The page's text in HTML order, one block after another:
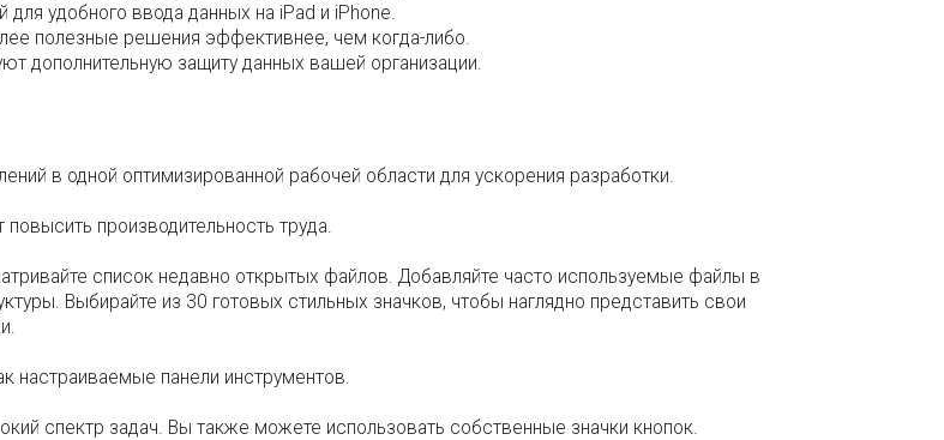
удобного ввода данных на iPad и iPhone.
полезные решения эффективнее, чем когда-либо.
дополнительную защиту данных вашей организации.
в одной оптимизированной рабочей области для ускорения разработки.
производительность труда.
список недавно открытых файлов. Добавляйте часто используемые файлы в
Выбирайте из 30 готовых стильных значков, чтобы наглядно представить свои
настраиваемые панели инструментов.
спектр задач. Вы также можете использовать собственные значки кнопок.